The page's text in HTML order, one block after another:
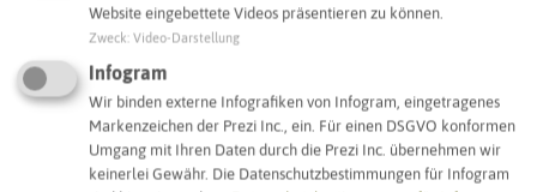
Sirene Haardstraße
Haardstraße 36
45739 Oer-Erkenschwick
Interaktive Karte
Website eingebettete Videos präsentieren zu können.
Zweck Video-Darstellung
Infogram
Wir binden externe Infografiken von Infogram, eingetragenes
Markenzeichen der Prezi Inc., ein. Für einen DSGVO konformen
Umgang mit Ihren Daten durch die Prezi Inc. übernehmen wir
keinerlei Gewähr. Die Datenschutzbestimmungen für Infogram